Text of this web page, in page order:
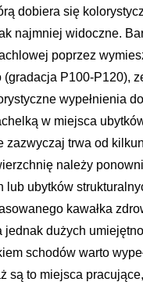
dobiera się
najmniej widoczne.
poprzez
P100-P120),
wypełnienia
w miejsca
zazwyczaj trwa od
należy
ubytków
kawałka
jednak dużych
schodów warto
są to miejsca